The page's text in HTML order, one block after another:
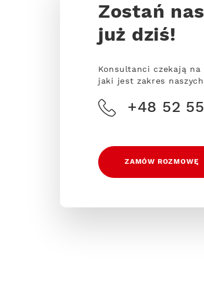
Zostań
już dziś!
Konsultanci czekają
jaki jest zakres naszych
+48 52
ZAMÓW ROZMOWĘ